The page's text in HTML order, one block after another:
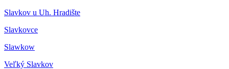
Slavkov u Uh. Hradište
Slavkovce
Slawkow
Veľký Slavkov